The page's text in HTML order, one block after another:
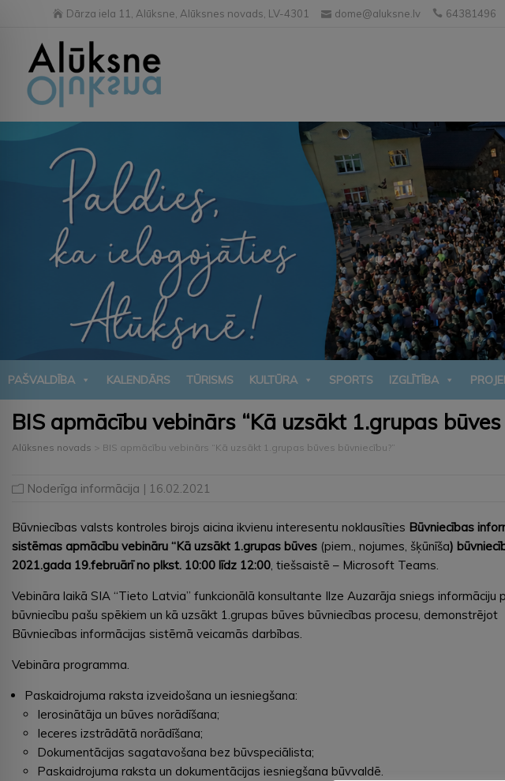
Dārza iela 11, Alūksne, Alūksnes novads, LV-4301 dome@aluksne.lv 64381496
PAŠVALDĪBA KALENDĀRS TŪRISMS KULTŪRA SPORTS IZGLĪTĪBA
BIS apmācību vebinārs “Kā uzsākt 1.grupas būves
Alūksnes novads > BIS apmācību vebinārs “Kā uzsākt 1.grupas būves būvniecību?”
Noderīga informācija | 16.02.2021
Būvniecības valsts kontroles birojs aicina ikvienu interesentu noklausīties Būvniecības
sistēmas apmācību vebināru “Kā uzsākt 1.grupas būves (piem., nojumes, šķūnīša)
2021.gada 19.februārī no plkst. 10:00 līdz 12:00, tiešsaistē – Microsoft Teams.
Vebināra laikā SIA “Tieto Latvia” funkcionālā konsultante Ilze Auzarāja sniegs informāciju
būvniecību pašu spēkiem un kā uzsākt 1.grupas būves būvniecības procesu, demonstrējot
Būvniecības informācijas sistēmā veicamās darbības.
Vebināra programma.
Paskaidrojuma raksta izveidošana un iesniegšana:
Ierosinātāja un būves norādīšana;
Ieceres izstrādātā norādīšana;
Dokumentācijas sagatavošana bez būvspeciālista;
Paskaidrojuma raksta un dokumentācijas iesniegšana būvvaldē.